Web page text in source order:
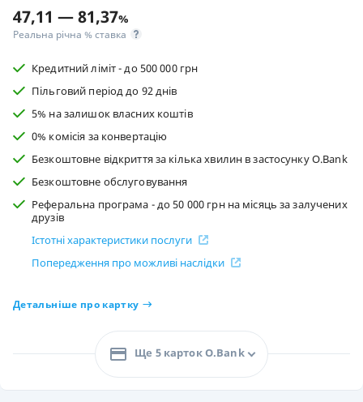
47,11 — 81,37%
Реальна річна % ставка
Кредитний ліміт - до 500 000 грн
Пільговий період до 92 днів
5% на залишок власних коштів
0% комісія за конвертацію
Безкоштовне відкриття за кілька хвилин в застосунку O.Bank
Безкоштовне обслуговування
Реферальна програма - до 50 000 грн на місяць за залучених
друзів
Істотні характеристики послуги
Попередження про можливі наслідки
Детальніше про картку
Ще 5 карток O.Bank